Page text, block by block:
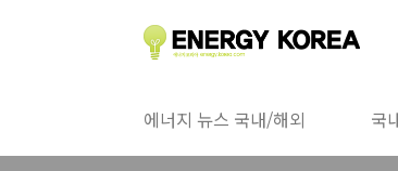
에너지 뉴스 국내/해외 국